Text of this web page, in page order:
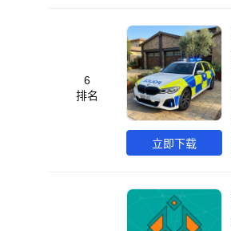
6
排名
立即下载